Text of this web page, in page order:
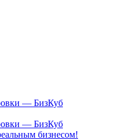
— БизКуб
— БизКуб
бизнесом!